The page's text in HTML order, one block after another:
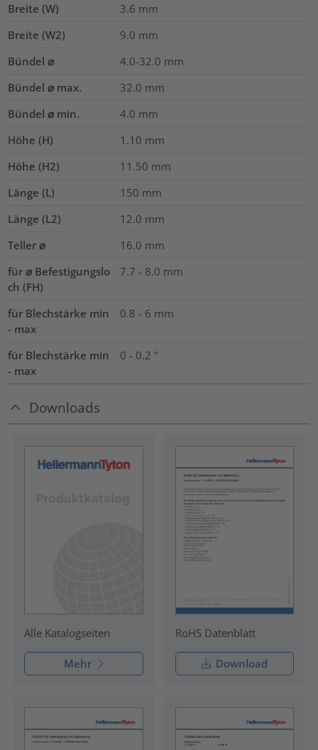
Breite (W)
3.6 mm
Breite (W2)
9.0 mm
Bündel ⌀
4.0-32.0 mm
Bündel ⌀ max.
32.0 mm
Bündel ⌀ min.
4.0 mm
Höhe (H)
1.10 mm
Höhe (H2)
11.50 mm
Länge (L)
150 mm
Länge (L2)
12.0 mm
Teller ⌀
16.0 mm
für ⌀ Befestigungslo
ch (FH)
7.7 - 8.0 mm
für Blechstärke min
- max
0.8 - 6 mm
für Blechstärke min
- max
0 - 0.2 "
Downloads
Alle Katalogseiten
Mehr
RoHS Datenblatt
Download